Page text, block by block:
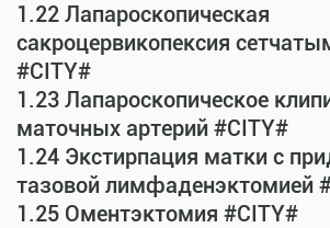
1.22 Лапароскопическая
сакроцервикопексия
#CITY#
1.23 Лапароскопическое
маточных артерий #CITY#
1.24 Экстирпация матки с
тазовой лимфаденэктомией
1.25 Оментэктомия #CITY#